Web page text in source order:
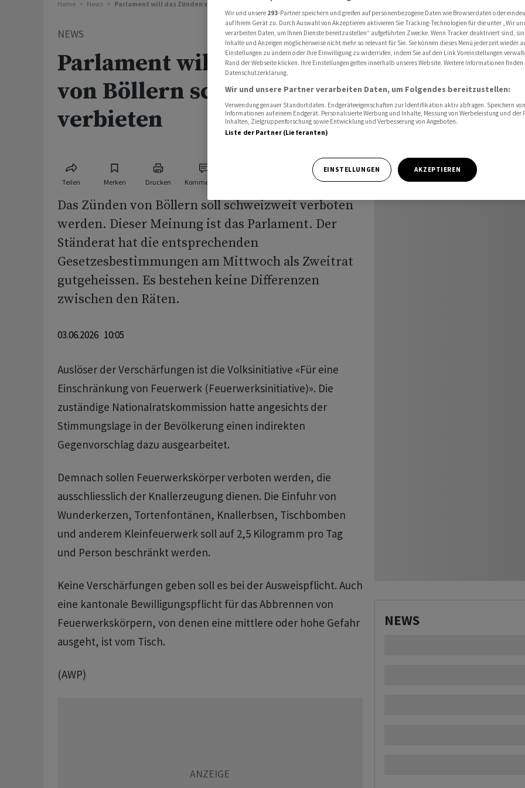
Home News Parlament will das Zünden von Böllern schweizweit verbieten
NEWS
Parlament will das Zünden
von Böllern schweizweit
verbieten
Teilen Merken Drucken Kommentare
Das Zünden von Böllern soll schweizweit verboten
werden. Dieser Meinung ist das Parlament. Der
Ständerat hat die entsprechenden
Gesetzesbestimmungen am Mittwoch als Zweitrat
gutgeheissen. Es bestehen keine Differenzen
zwischen den Räten.
03.06.2026 10:05
Auslöser der Verschärfungen ist die Volksinitiative «Für eine
Einschränkung von Feuerwerk (Feuerwerksinitiative)». Die
zuständige Nationalratskommission hatte angesichts der
Stimmungslage in der Bevölkerung einen indirekten
Gegenvorschlag dazu ausgearbeitet.
Demnach sollen Feuerwerkskörper verboten werden, die
ausschliesslich der Knallerzeugung dienen. Die Einfuhr von
Wunderkerzen, Tortenfontänen, Knallerbsen, Tischbomben
und anderem Kleinfeuerwerk soll auf 2,5 Kilogramm pro Tag
und Person beschränkt werden.
Keine Verschärfungen geben soll es bei der Ausweispflicht. Auch
eine kantonale Bewilligungspflicht für das Abbrennen von
Feuerwerkskörpern, von denen eine mittlere oder hohe Gefahr
ausgeht, ist vom Tisch.
(AWP)
NEWS
Wir und unsere 293-Partner speichern und greifen auf personenbezogene Daten wie Browserdaten oder
auf Ihrem Gerät zu. Durch Auswahl von Akzeptieren aktivieren Sie Tracking-Technologien für die unter „Wir
verarbeiten Daten, um Ihnen Dienste bereitzustellen“ aufgeführten Zwecke. Wenn Tracker deaktiviert sind,
Inhalte und Anzeigen möglicherweise nicht mehr so relevant für Sie. Sie können dieses Menü jederzeit wieder
Einstellungen zu ändern oder Ihre Einwilligung zu widerrufen, indem Sie auf den Link Voreinstellungen
Rand der Webseite klicken. Ihre Einstellungen gelten innerhalb unseres Website. Weitere Informationen finden
Datenschutzerklärung.
Wir und unsere Partner verarbeiten Daten, um Folgendes bereitzustellen:
Verwendung genauer Standortdaten. Endgeräteeigenschaften zur Identifikation aktiv abfragen. Speichern
Informationen auf einem Endgerät. Personalisierte Werbung und Inhalte, Messung von Werbeleistung und der
Inhalten, Zielgruppenforschung sowie Entwicklung und Verbesserung von Angeboten.
Liste der Partner (Lieferanten)
EINSTELLUNGEN AKZEPTIEREN